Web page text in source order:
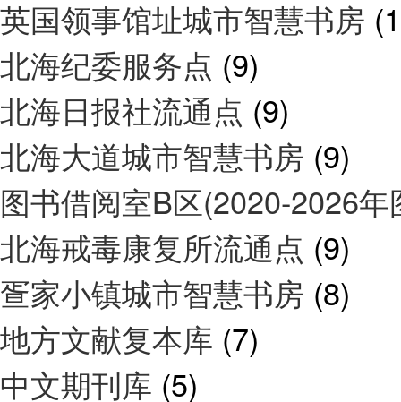
英国领事馆址城市智慧书房
北海纪委服务点 (9)
北海日报社流通点 (9)
北海大道城市智慧书房 (9)
图书借阅室B区(2020-2026
北海戒毒康复所流通点 (9)
疍家小镇城市智慧书房 (8)
地方文献复本库 (7)
中文期刊库 (5)